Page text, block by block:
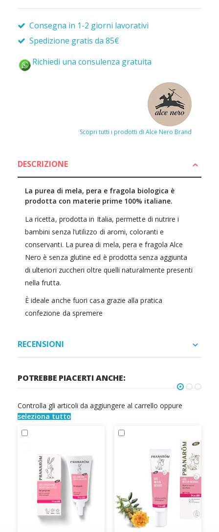
Consegna in 1-2 giorni lavorativi
Spedizione gratis da 85€
Richiedi una consulenza gratuita
Scopri tutti i prodotti di Alce Nero Brand
DESCRIZIONE
La purea di mela, pera e fragola biologica è
prodotta con materie prime 100% italiane.
La ricetta, prodotta in Italia, permette di nutrire i
bambini senza l’utilizzo di aromi, coloranti e
conservanti. La purea di mela, pera e fragola Alce
Nero è senza glutine ed è prodotta senza aggiunta
di ulteriori zuccheri oltre quelli naturalmente presenti
nella frutta.
È ideale anche fuori casa grazie alla pratica
confezione da spremere
RECENSIONI
POTREBBE PIACERTI ANCHE:
Controlla gli articoli da aggiungere al carrello oppure
seleziona tutto